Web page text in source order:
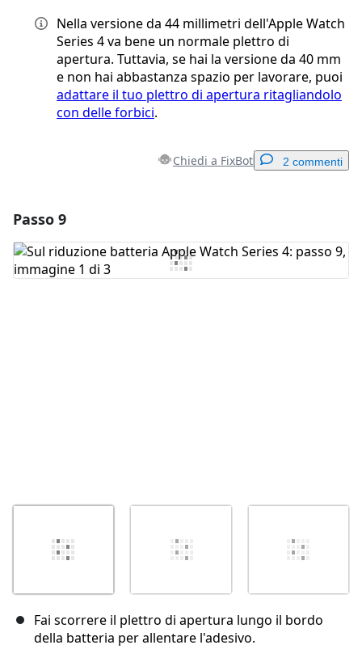
Nella versione da 44 millimetri dell'Apple Watch
Series 4 va bene un normale plettro di
apertura. Tuttavia, se hai la versione da 40 mm
e non hai abbastanza spazio per lavorare, puoi
adattare il tuo plettro di apertura ritagliandolo
con delle forbici.
Chiedi a FixBot 2 commenti
Aggiungi Commento
Passo 9
Fai scorrere il plettro di apertura lungo il bordo
della batteria per allentare l'adesivo.